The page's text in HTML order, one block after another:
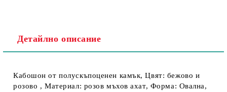
Детайлно описание
Кабошон от полускъпоценен камък, Цвят: бежово и
розово , Материал: розов мъхов ахат, Форма: Овална,